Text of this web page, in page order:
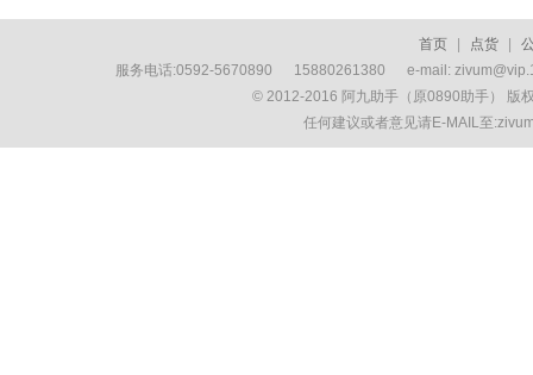
首页 点货
服务电话:0592-5670890 15880261380 e-mail:
© 2012-2016 阿九助手（原0890助手） 版
任何建议或者意见请E-MAIL至